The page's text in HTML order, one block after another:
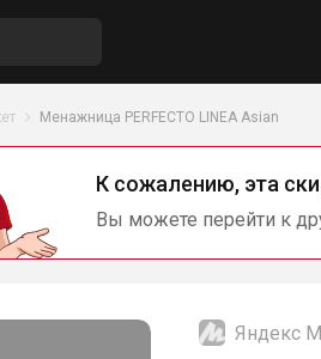
Менажница PERFECTO LINEA Asian
К сожалению, эта
Вы можете перейти к
Яндекс